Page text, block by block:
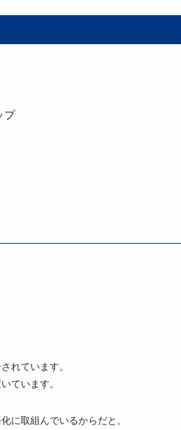
プ
れています。
ています。
に取組んでいるからだと。